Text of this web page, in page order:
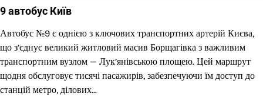
9 автобус Київ
Автобус №9 є однією з ключових транспортних артерій Києва,
що з’єднує великий житловий масив Борщагівка з важливим
транспортним вузлом — Лук’янівською площею. Цей маршрут
щодня обслуговує тисячі пасажирів, забезпечуючи їм доступ до
станцій метро, ділових…